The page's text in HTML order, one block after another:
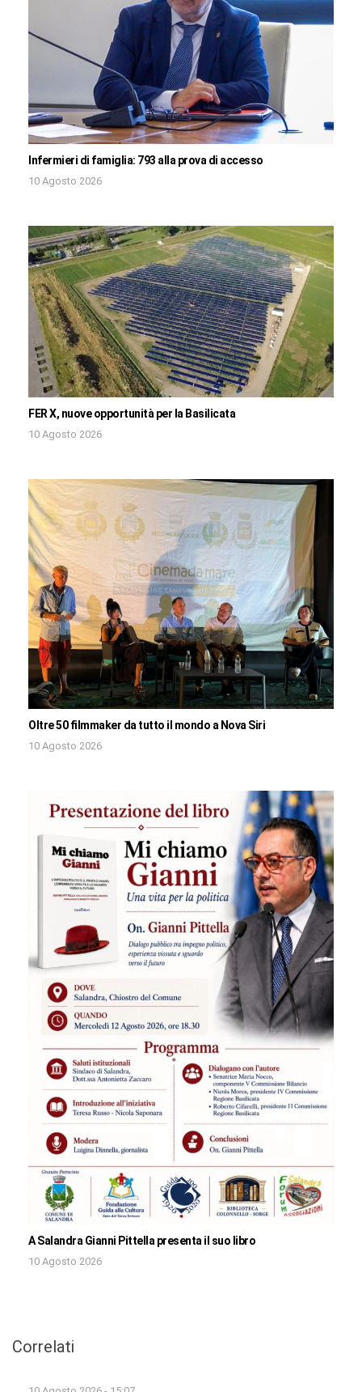
Infermieri di famiglia: 793 alla prova di accesso
10 Agosto 2026
FER X, nuove opportunità per la Basilicata
10 Agosto 2026
Oltre 50 filmmaker da tutto il mondo a Nova Siri
10 Agosto 2026
A Salandra Gianni Pittella presenta il suo libro
10 Agosto 2026
Correlati